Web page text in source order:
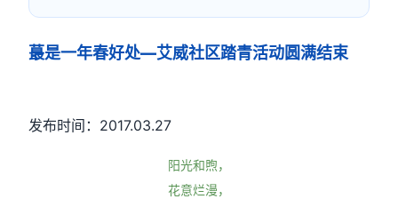
蕞是一年春好处—艾威社区踏青活动圆满结束
发布时间：2017.03.27
阳光和煦，
花意烂漫，